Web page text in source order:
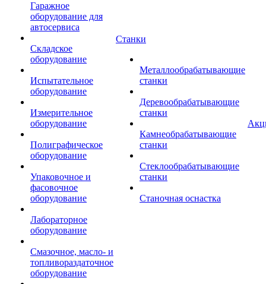
Гаражное
оборудование для
автосервиса
Складское
оборудование
Испытательное
оборудование
Измерительное
оборудование
Полиграфическое
оборудование
Упаковочное и
фасовочное
оборудование
Лабораторное
оборудование
Смазочное, масло- и
топливораздаточное
оборудование
Станки
Металлообрабатывающие
станки
Деревообрабатывающие
станки
Камнеобрабатывающие
станки
Стеклообрабатывающие
станки
Станочная оснастка